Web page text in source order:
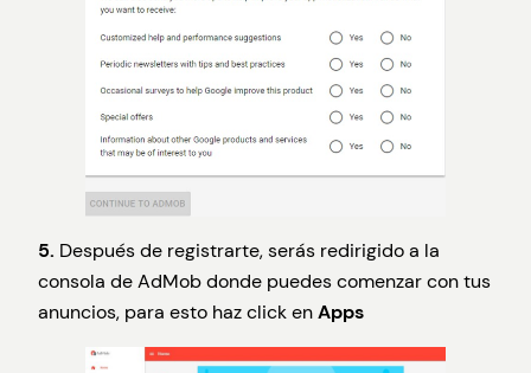
5. Después de registrarte, serás redirigido a la
consola de AdMob donde puedes comenzar con tus
anuncios, para esto haz click enApps